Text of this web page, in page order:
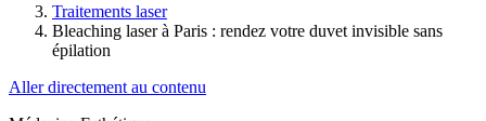
Traitements laser
Bleaching laser à Paris : rendez votre duvet invisible sans
épilation
Aller directement au contenu